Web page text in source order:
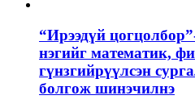
“Ирээдүй
нэгийг математик,
гүнзгийрүүлсэн
болгож шинэчилнэ